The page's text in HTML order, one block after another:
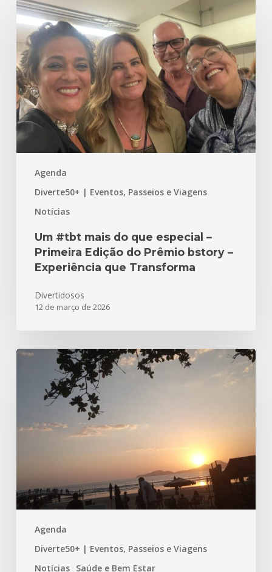
Agenda
Diverte50+ | Eventos, Passeios e Viagens
Notícias
#tbt
mais
do
que
especial
–
Primeira
Edição
do
bstory
Transforma
Um #tbt mais do que especial –
Primeira Edição do Prêmio bstory –
Experiência que Transforma
Divertidosos
12 de março de 2026
Agenda
Diverte50+ | Eventos, Passeios e Viagens
Notícias Saúde e Bem Estar
Parabéns